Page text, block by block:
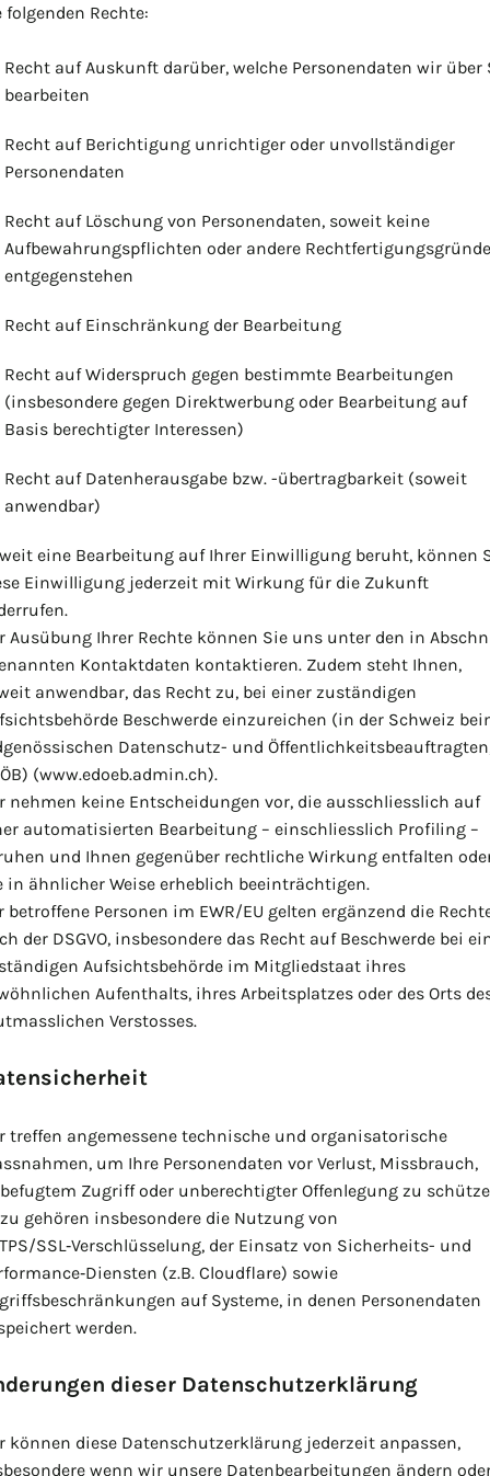
folgenden Rechte:
Recht auf Auskunft darüber, welche Personendaten wir über
bearbeiten
Recht auf Berichtigung unrichtiger oder unvollständiger
Personendaten
Recht auf Löschung von Personendaten, soweit keine
Aufbewahrungspflichten oder andere Rechtfertigungsgründe
entgegenstehen
Recht auf Einschränkung der Bearbeitung
Recht auf Widerspruch gegen bestimmte Bearbeitungen
(insbesondere gegen Direktwerbung oder Bearbeitung auf
Basis berechtigter Interessen)
Recht auf Datenherausgabe bzw. -übertragbarkeit (soweit
anwendbar)
eine Bearbeitung auf Ihrer Einwilligung beruht, können
Einwilligung jederzeit mit Wirkung für die Zukunft
Ausübung Ihrer Rechte können Sie uns unter den in
Kontaktdaten kontaktieren. Zudem steht Ihnen,
anwendbar, das Recht zu, bei einer zuständigen
Beschwerde einzureichen (in der Schweiz
Datenschutz- und
(www.edoeb.admin.ch).
nehmen keine Entscheidungen vor, die ausschliesslich auf
automatisierten Bearbeitung – einschliesslich Profiling –
und Ihnen gegenüber rechtliche Wirkung entfalten
in ähnlicher Weise erheblich beeinträchtigen.
betroffene Personen im EWR/EU gelten ergänzend die
der DSGVO, insbesondere das Recht auf Beschwerde bei
Aufsichtsbehörde im Mitgliedstaat ihres
Aufenthalts, ihres Arbeitsplatzes oder des Orts
Verstosses.
treffen angemessene technische und organisatorische
um Ihre Personendaten vor Verlust, Missbrauch,
Zugriff oder unberechtigter Offenlegung zu
gehören insbesondere die Nutzung von
SSL‑Verschlüsselung, der Einsatz von Sicherheits- und
(z.B. Cloudflare) sowie
auf Systeme, in denen Personendaten
werden.
dieser Datenschutzerklärung
können diese Datenschutzerklärung jederzeit anpassen,
wenn wir unsere Datenbearbeitungen ändern